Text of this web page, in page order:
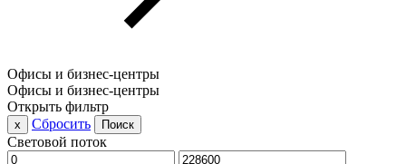
Офисы и бизнес-центры
Офисы и бизнес-центры
Открыть фильтр
x Сбросить Поиск
Световой поток